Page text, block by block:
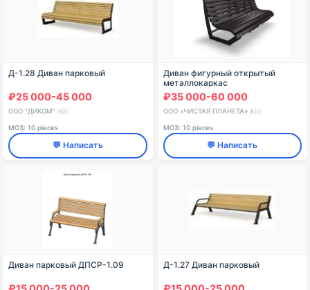
Д-1.28 Диван парковый
₽25 000-45 000
ООО "ДИКОМ" 🇷🇺
МОЗ: 10 pieces
💬 Написать
Диван фигурный открытый
металлокаркас
₽35 000-60 000
ООО «ЧИСТАЯ ПЛАНЕТА» 🇷🇺
МОЗ: 10 pieces
💬 Написать
Диван парковый ДПСР-1.09 Д-1.27 Диван парковый